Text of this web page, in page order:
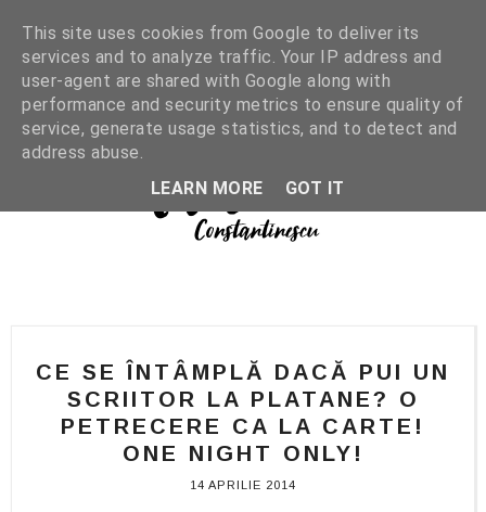
CE SE ÎNTÂMPLĂ DACĂ PUI UN
SCRIITOR LA PLATANE? O
PETRECERE CA LA CARTE!
ONE NIGHT ONLY!
14 APRILIE 2014
This site uses cookies from Google to deliver its
services and to analyze traffic. Your IP address and
user-agent are shared with Google along with
performance and security metrics to ensure quality of
service, generate usage statistics, and to detect and
address abuse.
LEARN MORE
GOT IT